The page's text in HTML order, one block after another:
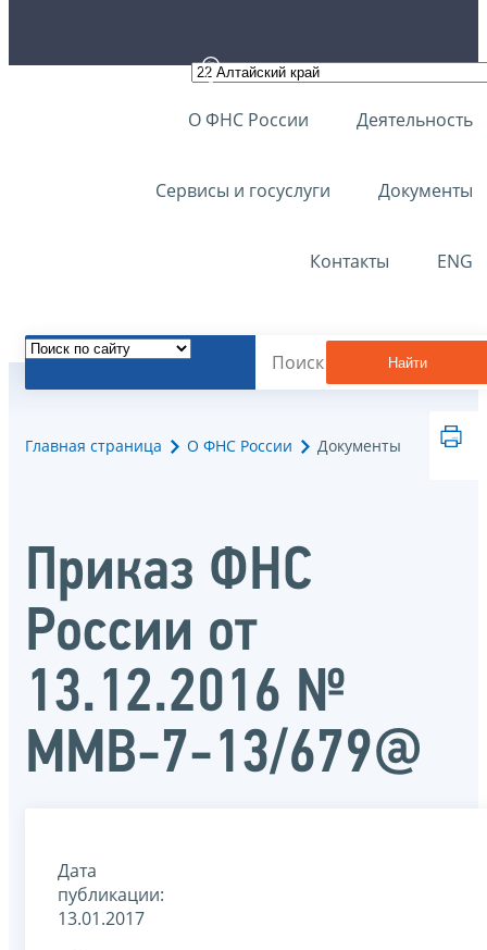
О ФНС России Деятельность
Сервисы и госуслуги Документы
Контакты ENG
Найти
Главная страница О ФНС России Документы
Приказ ФНС
России от
13.12.2016 №
ММВ-7-13/679@
Дата
публикации:
13.01.2017